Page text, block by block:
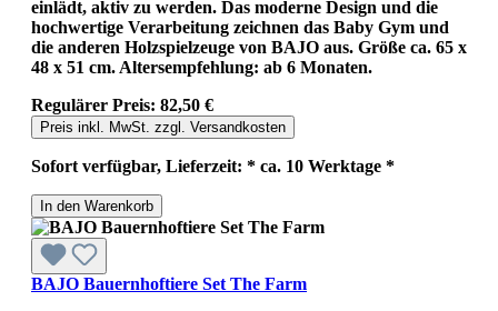
einlädt, aktiv zu werden. Das moderne Design und die
hochwertige Verarbeitung zeichnen das Baby Gym und
die anderen Holzspielzeuge von BAJO aus. Größe ca. 65 x
48 x 51 cm. Altersempfehlung: ab 6 Monaten.
Regulärer Preis: 82,50 €
Preis inkl. MwSt. zzgl. Versandkosten
Sofort verfügbar, Lieferzeit: * ca. 10 Werktage *
In den Warenkorb
BAJO Bauernhoftiere Set The Farm